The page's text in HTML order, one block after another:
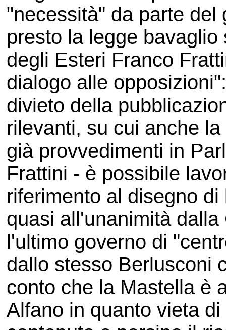
"necessità" da parte del
presto la legge
degli Esteri Franco
dialogo alle
divieto della
rilevanti, su cui anche
già provvedimenti in
Frattini - è possibile
riferimento al disegno
quasi all'unanimità
l'ultimo governo di
dallo stesso Berlusconi
conto che la Mastella è
Alfano in quanto vieta